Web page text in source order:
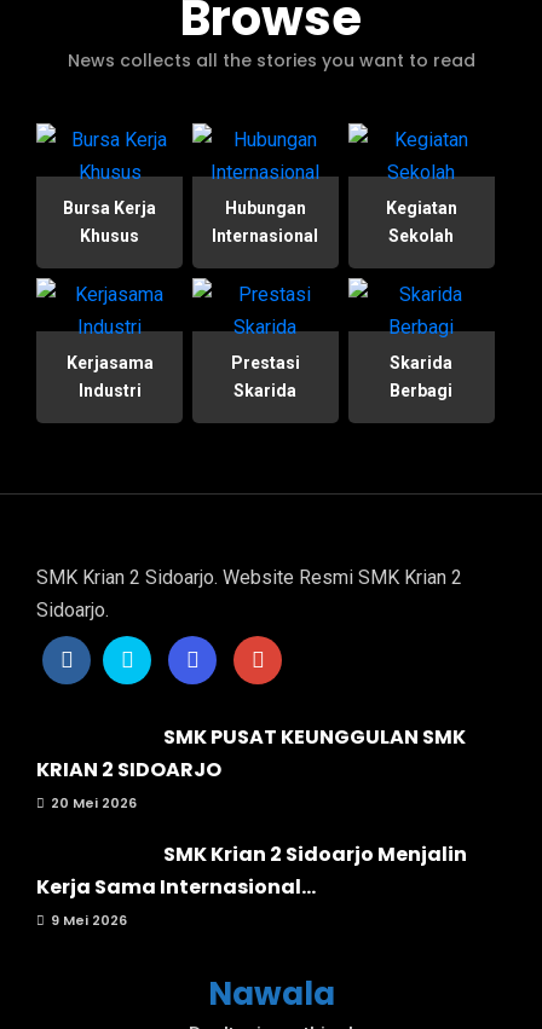
Browse
News collects all the stories you want to read
Bursa Kerja
Khusus
Hubungan
Internasional
Kegiatan
Sekolah
Kerjasama
Industri
Prestasi
Skarida
Skarida
Berbagi
SMK Krian 2 Sidoarjo. Website Resmi SMK Krian 2
Sidoarjo.
SMK PUSAT KEUNGGULAN SMK
KRIAN 2 SIDOARJO
20 Mei 2026
SMK Krian 2 Sidoarjo Menjalin
Kerja Sama Internasional...
9 Mei 2026
Nawala